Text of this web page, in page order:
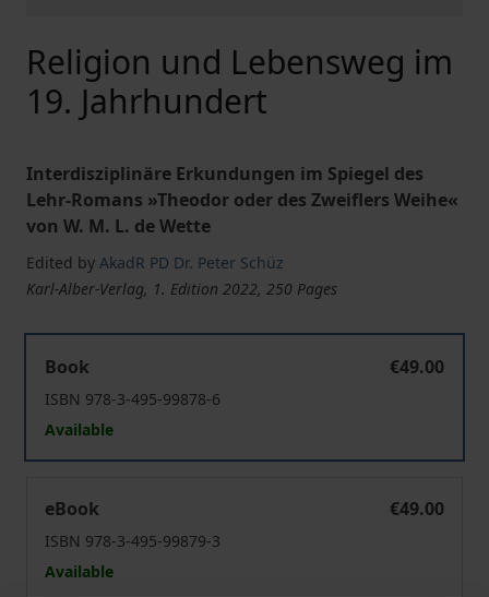
Religion und Lebensweg im
19. Jahrhundert
Interdisziplinäre Erkundungen im Spiegel des
Lehr-Romans »Theodor oder des Zweiflers Weihe«
von W. M. L. de Wette
Edited by AkadR PD Dr. Peter Schüz
Karl-Alber-Verlag, 1. Edition 2022, 250 Pages
Book
€49.00
ISBN 978-3-495-99878-6
Available
eBook
€49.00
ISBN 978-3-495-99879-3
Available